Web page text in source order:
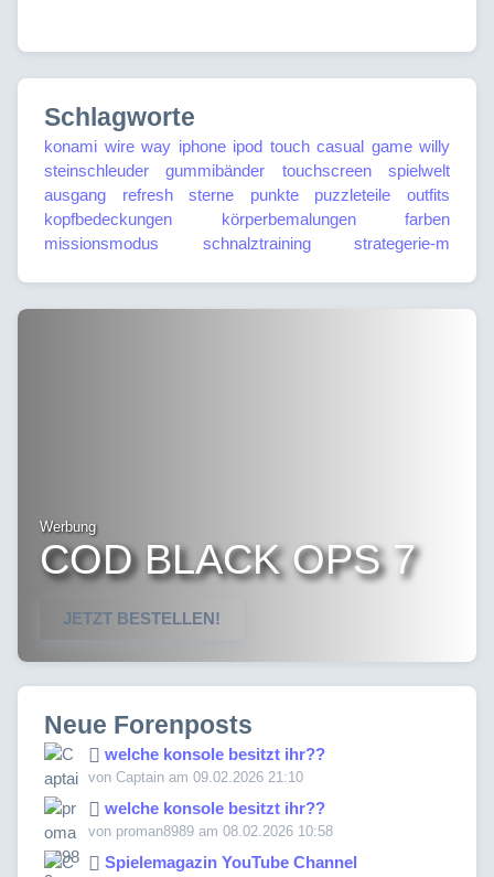
Schlagworte
konami wire way iphone ipod touch casual game willy
steinschleuder
gummibänder touchscreen
spielwelt
ausgang
refresh sterne punkte puzzleteile
outfits
kopfbedeckungen
körperbemalungen
farben
missionsmodus
schnalztraining strategerie-m
Werbung
COD BLACK OPS 7
JETZT BESTELLEN!
Neue Forenposts
welche konsole besitzt ihr??
von Captain am 09.02.2026 21:10
welche konsole besitzt ihr??
von proman8989 am 08.02.2026 10:58
Spielemagazin YouTube Channel